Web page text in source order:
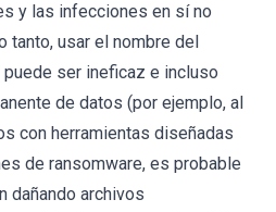
y las infecciones en sí no
tanto, usar el nombre del
ser ineficaz e incluso
de datos (por ejemplo, al
con herramientas diseñadas
de ransomware, es probable
dañando archivos